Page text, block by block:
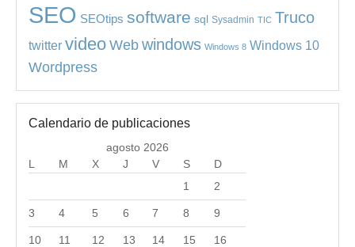
SEO SEOtips software sql Sysadmin TIC Truco
twitter video Web windows Windows 8 Windows 10
Wordpress
Calendario de publicaciones
agosto 2026
L
M X J V S
D
1
2
3 4 5 6 7 8 9
10 11 12 13 14 15 16